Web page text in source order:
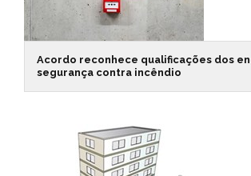
Acordo reconhece qualificações dos
segurança contra incêndio